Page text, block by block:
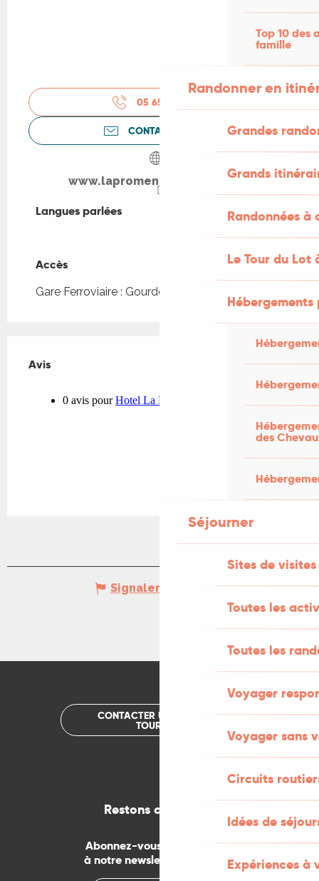
Top 10 des
famille
Randonner en
Grandes
Grands
Randonnées
Le Tour du Lot
des
Séjourner
Sites de visites
Toutes les
Toutes les
Voyager
Voyager sans
Circuits
Idées de
Expériences à
05 65 37 11
CONTACTEZ-NOUS
www.lapromenade-gourdon.fr
Langues parlées
Langues parlées
Accès
Accès
Gare Ferroviaire : Gourdon à 1km
Avis
Avis
Signaler une erreur
CONTACTER UN OFFICE DE
TOURISME
Restons connectés
Abonnez-vous gratuitement
à notre newsletter mensuelle